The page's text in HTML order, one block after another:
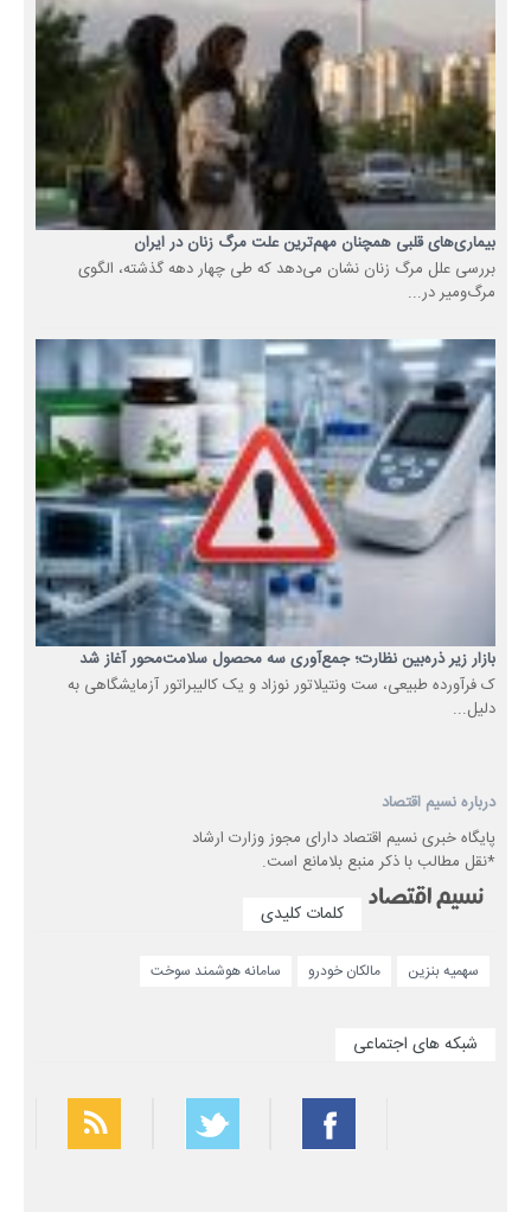
بیماری‌های قلبی همچنان مهم‌ترین علت مرگ زنان در ایران
بررسی علل مرگ زنان نشان می‌دهد که طی چهار دهه گذشته، الگوی
مرگ‌ومیر در...
بازار زیر ذره‌بین نظارت؛ جمع‌آوری سه محصول سلامت‌محور آغاز شد
ک فرآورده طبیعی، ست ونتیلاتور نوزاد و یک کالیبراتور آزمایشگاهی به
دلیل...
درباره نسیم اقتصاد
پایگاه خبری نسیم اقتصاد دارای مجوز وزارت ارشاد
*نقل مطالب با ذکر منبع بلامانع است.
کلمات کلیدی
سهمیه بنزین مالکان خودرو سامانه هوشمند سوخت
شبکه های اجتماعی